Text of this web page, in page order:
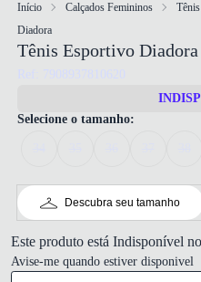
Início Calçados Femininos Tênis
Diadora
Tênis Esportivo
Ref: 7908937810620
Selecione o tamanho:
Descubra seu tamanho
Este produto está Indisponível
Avise-me quando estiver disponivel